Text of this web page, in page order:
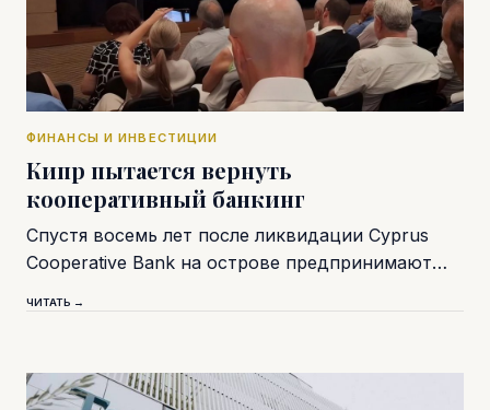
ФИНАНСЫ И ИНВЕСТИЦИИ
Кипр пытается вернуть
кооперативный банкинг
Спустя восемь лет после ликвидации Cyprus
Cooperative Bank на острове предпринимают…
ЧИТАТЬ →